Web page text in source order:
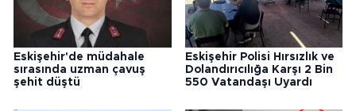
Eskişehir'de müdahale
sırasında uzman çavuş
şehit düştü
Eskişehir Polisi Hırsızlık ve
Dolandırıcılığa Karşı 2 Bin
550 Vatandaşı Uyardı